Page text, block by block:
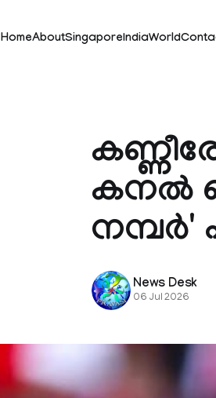
HomeAboutSingaporeIndiaWorld
കനൽ
നമ്പർ'
News Desk
06 Jul 2026